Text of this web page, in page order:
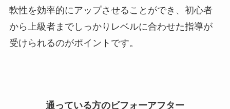
軟性を効率的にアップさせることができ、初心者
から上級者までしっかりレベルに合わせた指導が
受けられるのがポイントです。
通っている方のビフォーアフター